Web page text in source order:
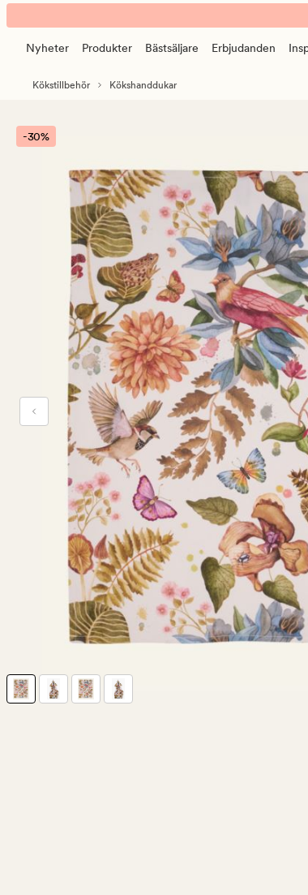
NW
In
kökshandduk
banner.
Klicka
ESCAPE
att
pausa.
Nyheter Produkter Bästsäljare Erbjudanden
Kökstillbehör Kökshanddukar
-30%